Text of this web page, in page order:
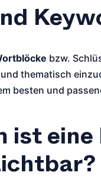
bzw.
thematisch
besten und
ist